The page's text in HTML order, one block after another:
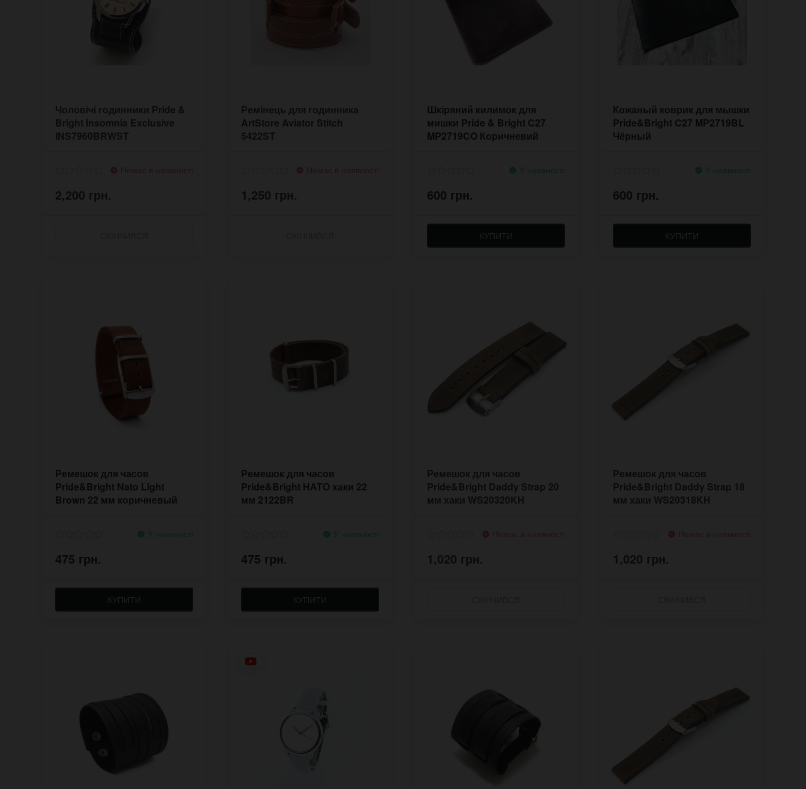
Чоловічі годинники Pride &
Bright Insomnia Exclusive
INS7960BRWST
2,200 грн.
Ремінець для годинника
ArtStore Aviator Stitch
5422ST
1,250 грн.
Шкіряний килимок для
мишки Pride & Bright C27
MP2719CO Коричневий
У наявності
600 грн.
КУПИТИ
Кожаный коврик для мышки
Pride&Bright C27 MP2719BL
Чёрный
У наявності
600 грн.
КУПИТИ
Ремешок для часов
Pride&Bright Nato Light
Brown 22 мм коричневый
У наявності
475 грн.
КУПИТИ
Ремешок для часов
Pride&Bright НАТО хаки 22
мм 2122BR
У наявності
475 грн.
КУПИТИ
Ремешок для часов
Pride&Bright Daddy Strap 20
мм хаки WS20320KH
1,020 грн.
Ремешок для часов
Pride&Bright Daddy Strap 18
мм хаки WS20318KH
1,020 грн.